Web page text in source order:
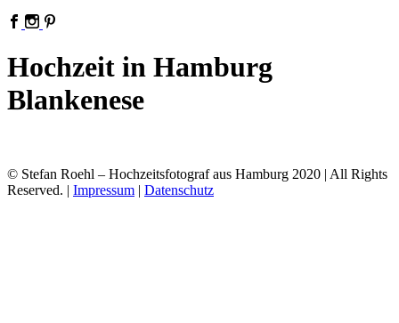
Hochzeit in Hamburg
Blankenese
© Stefan Roehl – Hochzeitsfotograf aus Hamburg 2020 | All Rights
Reserved. | Impressum | Datenschutz